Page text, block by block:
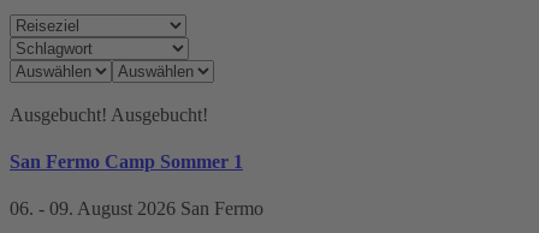
Ausgebucht! Ausgebucht!
San Fermo Camp Sommer 1
06. - 09. August 2026 San Fermo